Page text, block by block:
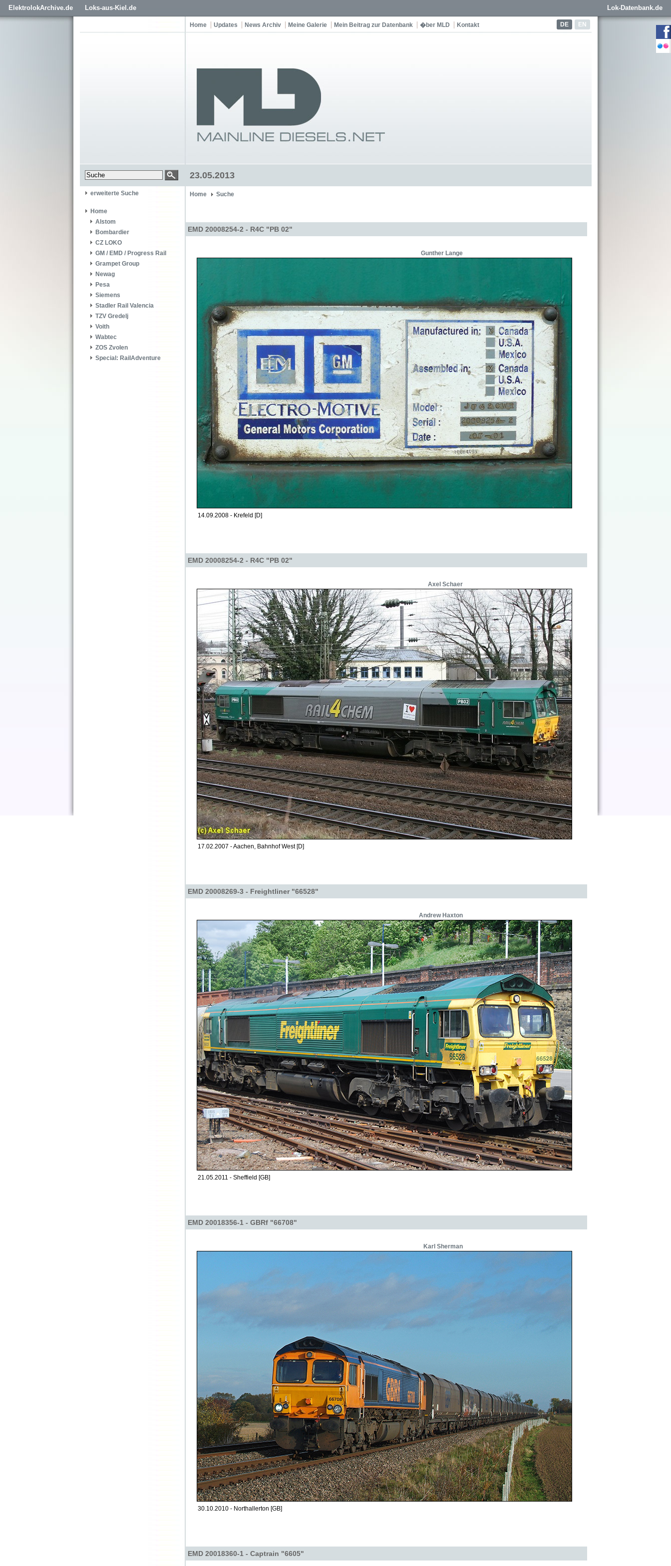
ElektrolokArchive.de Loks-aus-Kiel.de Lok-Datenbank.de
DE EN
Home Updates News Archiv Meine Galerie Mein Beitrag zur Datenbank �ber MLD Kontakt
23.05.2013
erweiterte Suche
Home
Alstom
Bombardier
CZ LOKO
GM / EMD / Progress Rail
Grampet Group
Newag
Pesa
Siemens
Stadler Rail Valencia
TZV Gredelj
Voith
Wabtec
ZOS Zvolen
Special: RailAdventure
Home Suche
EMD 20008254-2 - R4C "PB 02"
Gunther Lange
14.09.2008 - Krefeld [D]
EMD 20008254-2 - R4C "PB 02"
Axel Schaer
17.02.2007 - Aachen, Bahnhof West [D]
EMD 20008269-3 - Freightliner "66528"
Andrew Haxton
21.05.2011 - Sheffield [GB]
EMD 20018356-1 - GBRf "66708"
Karl Sherman
30.10.2010 - Northallerton [GB]
EMD 20018360-1 - Captrain "6605"